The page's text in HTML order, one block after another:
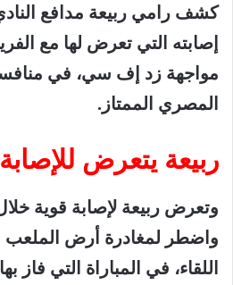
كشف رامي ربيعة مدافع
إصابته التي تعرض لها مع
مواجهة زد إف سي، في
المصري الممتاز .
ربيعة يتعرض للإصابة
وتعرض ربيعة لإصابة قوية
واضطر لمغادرة أرض الملعب
اللقاء، في المباراة التي فاز بها